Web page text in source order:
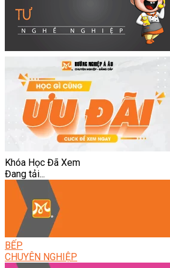
Khóa Học Đã Xem
Đang tải...
BẾP
CHUYÊN NGHIỆP